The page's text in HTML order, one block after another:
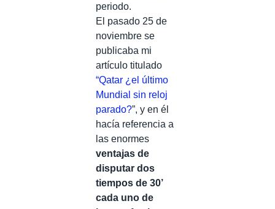
periodo.
El pasado 25 de
noviembre se
publicaba mi
artículo titulado
“Qatar ¿el último
Mundial sin reloj
parado?”, y en él
hacía referencia a
las enormes
ventajas de
disputar dos
tiempos de 30’
cada uno de